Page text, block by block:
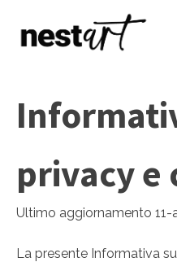
privacy e
Ultimo aggiornamento 11-
La presente Informativa